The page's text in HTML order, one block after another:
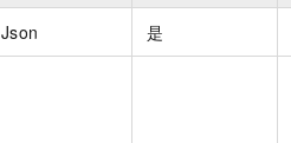
Json 是